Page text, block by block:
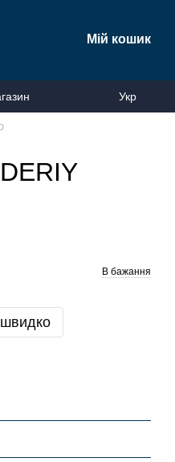
Мій кошик
Укр
В бажання